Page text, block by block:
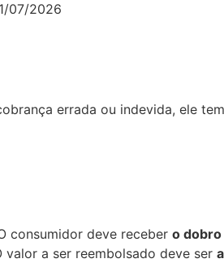
07/2026
errada ou indevida, ele
consumidor deve receber o
valor a ser reembolsado deve ser